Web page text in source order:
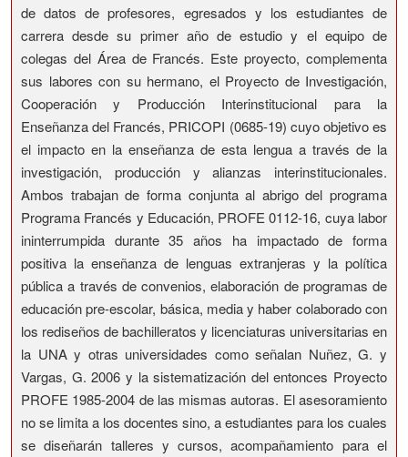
de datos de profesores, egresados y los estudiantes de
carrera desde su primer año de estudio y el equipo de
colegas del Área de Francés. Este proyecto, complementa
sus labores con su hermano, el Proyecto de Investigación,
Cooperación y Producción Interinstitucional para la
Enseñanza del Francés, PRICOPI (0685-19) cuyo objetivo es
el impacto en la enseñanza de esta lengua a través de la
investigación, producción y alianzas interinstitucionales.
Ambos trabajan de forma conjunta al abrigo del programa
Programa Francés y Educación, PROFE 0112-16, cuya labor
ininterrumpida durante 35 años ha impactado de forma
positiva la enseñanza de lenguas extranjeras y la política
pública a través de convenios, elaboración de programas de
educación pre-escolar, básica, media y haber colaborado con
los rediseños de bachilleratos y licenciaturas universitarias en
la UNA y otras universidades como señalan Nuñez, G. y
Vargas, G. 2006 y la sistematización del entonces Proyecto
PROFE 1985-2004 de las mismas autoras. El asesoramiento
no se limita a los docentes sino, a estudiantes para los cuales
se diseñarán talleres y cursos, acompañamiento para el